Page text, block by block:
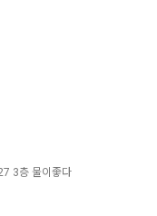
3층 물이좋다